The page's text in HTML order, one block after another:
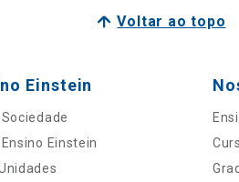
Voltar ao topo
Einstein
Einstein